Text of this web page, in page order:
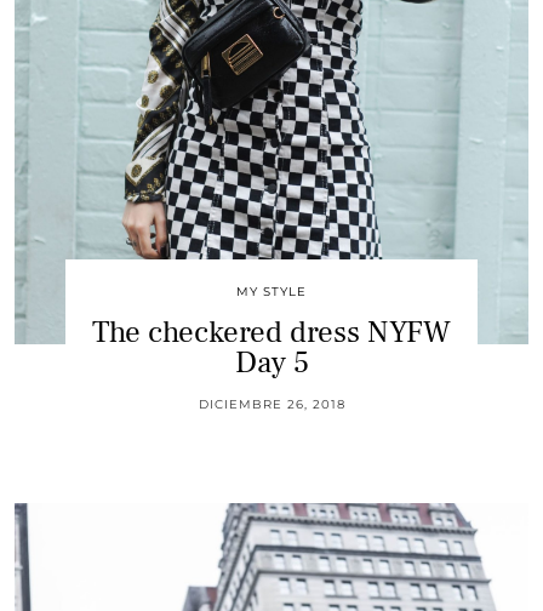
MY STYLE
The checkered dress NYFW
Day 5
DICIEMBRE 26, 2018